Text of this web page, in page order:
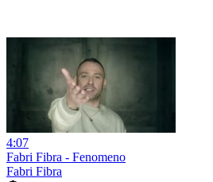
4:07
Fabri Fibra - Fenomeno
Fabri Fibra